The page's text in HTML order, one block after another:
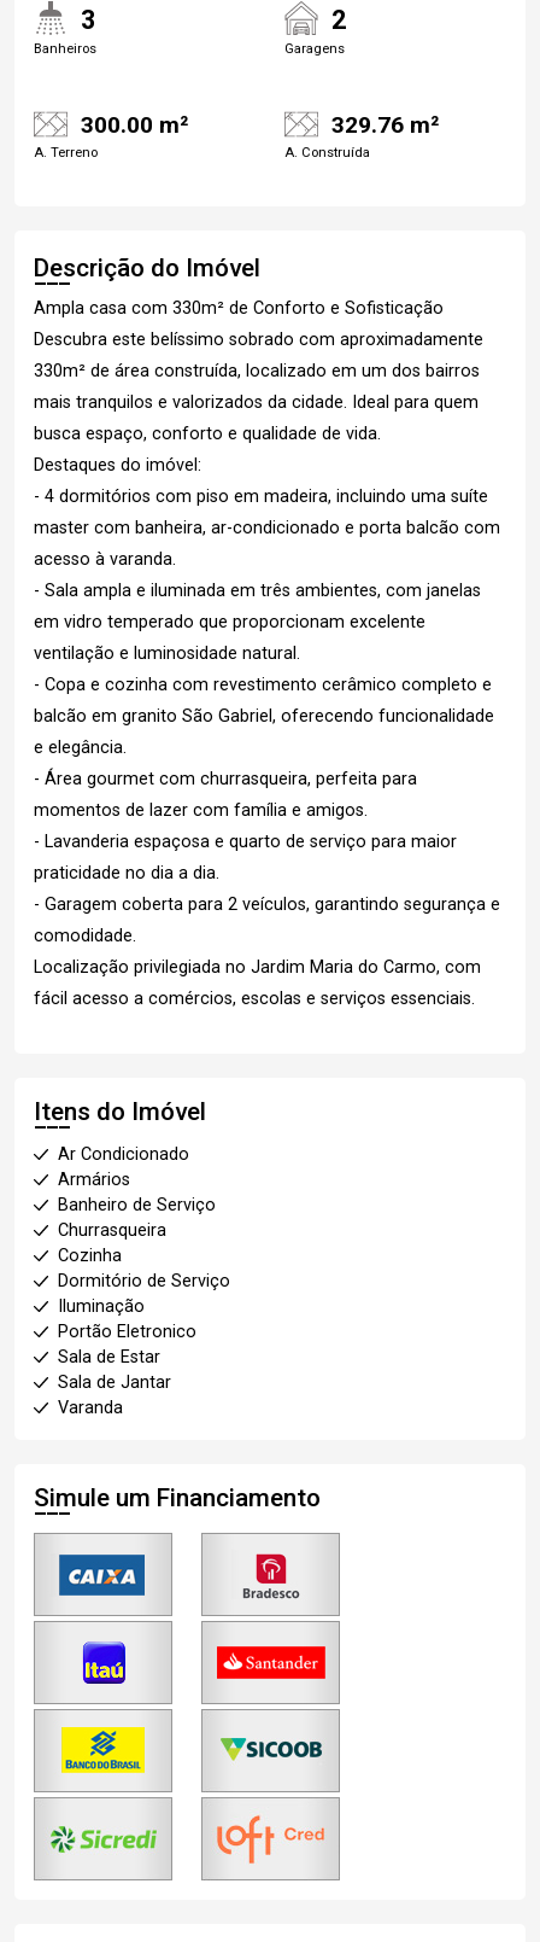
3
Banheiros
2
Garagens
300.00 m²
A. Terreno
329.76 m²
A. Construída
Descrição do Imóvel
Ampla casa com 330m² de Conforto e Sofisticação
Descubra este belíssimo sobrado com aproximadamente
330m² de área construída, localizado em um dos bairros
mais tranquilos e valorizados da cidade. Ideal para quem
busca espaço, conforto e qualidade de vida.
Destaques do imóvel:
- 4 dormitórios com piso em madeira, incluindo uma suíte
master com banheira, ar-condicionado e porta balcão com
acesso à varanda.
- Sala ampla e iluminada em três ambientes, com janelas
em vidro temperado que proporcionam excelente
ventilação e luminosidade natural.
- Copa e cozinha com revestimento cerâmico completo e
balcão em granito São Gabriel, oferecendo funcionalidade
e elegância.
- Área gourmet com churrasqueira, perfeita para
momentos de lazer com família e amigos.
- Lavanderia espaçosa e quarto de serviço para maior
praticidade no dia a dia.
- Garagem coberta para 2 veículos, garantindo segurança e
comodidade.
Localização privilegiada no Jardim Maria do Carmo, com
fácil acesso a comércios, escolas e serviços essenciais.
Itens do Imóvel
Ar Condicionado
Armários
Banheiro de Serviço
Churrasqueira
Cozinha
Dormitório de Serviço
Iluminação
Portão Eletronico
Sala de Estar
Sala de Jantar
Varanda
Simule um Financiamento